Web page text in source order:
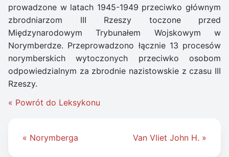
prowadzone w latach 1945-1949 przeciwko głównym
zbrodniarzom III Rzeszy toczone przed
Międzynarodowym Trybunałem Wojskowym w
Norymberdze. Przeprowadzono łącznie 13 procesów
norymberskich wytoczonych przeciwko osobom
odpowiedzialnym za zbrodnie nazistowskie z czasu III
Rzeszy.
« Powrót do Leksykonu
Nawigacja
« Norymberga Van Vliet John H. »